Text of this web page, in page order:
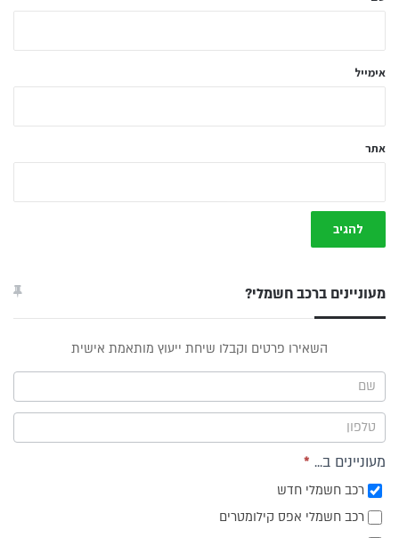
אימייל
אתר
מעוניינים ברכב חשמלי?
תפריט
צד
השאירו פרטים וקבלו שיחת ייעוץ מותאמת אישית
מעוניינים ב... *
רכב חשמלי חדש
רכב חשמלי אפס קילומטרים